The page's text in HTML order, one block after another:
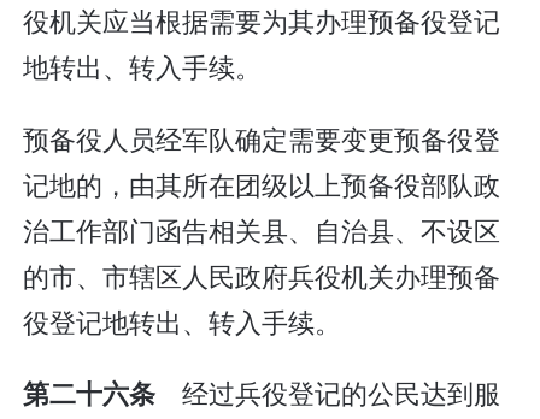
役机关应当根据需要为其办理预备役登记
地转出、转入手续。
预备役人员经军队确定需要变更预备役登
记地的，由其所在团级以上预备役部队政
治工作部门函告相关县、自治县、不设区
的市、市辖区人民政府兵役机关办理预备
役登记地转出、转入手续。
第二十六条经过兵役登记的公民达到服